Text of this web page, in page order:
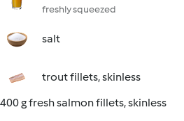
freshly squeezed
salt
trout fillets, skinless
400 g fresh salmon fillets, skinless